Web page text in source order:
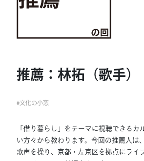
推薦：林拓（歌手）
#文化の小窓
「借り暮らし」をテーマに視聴できるカ
い方々から教わります。今回の推薦人は
歌声を操り、京都・左京区を拠点にライ